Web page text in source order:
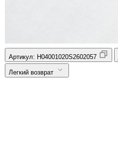
Артикул: H04001020S2602057
Легкий возврат